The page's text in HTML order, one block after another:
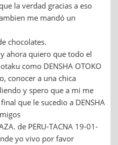
la verdad gracias a eso
me mandó un
chocolates.
ahora quiero que todo el
como DENSHA OTOKO
conocer a una chica
y spero que a mi me
que le sucedio a DENSHA
de PERU-TACNA 19-01-
yo vivo por favor